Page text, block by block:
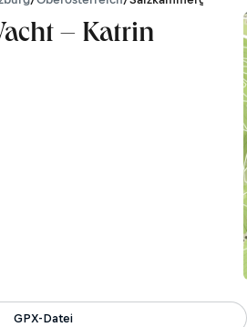
– Katrin
GPX-Datei